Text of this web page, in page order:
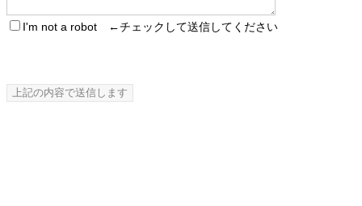
I'm not a robot ←チェックして送信してください